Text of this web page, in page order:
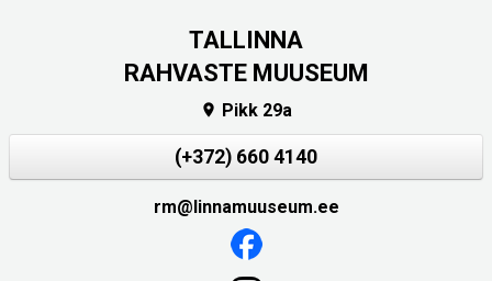
TALLINNA
RAHVASTE MUUSEUM
 Pikk 29a
(+372) 660 4140
rm@linnamuuseum.ee